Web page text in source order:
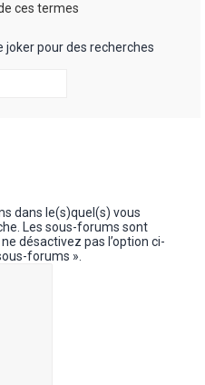
ces termes
joker pour des recherches
dans le(s)quel(s) vous
Les sous-forums sont
désactivez pas l’option ci-
forums ».